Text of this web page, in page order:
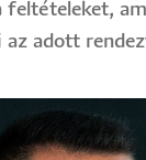
az adott